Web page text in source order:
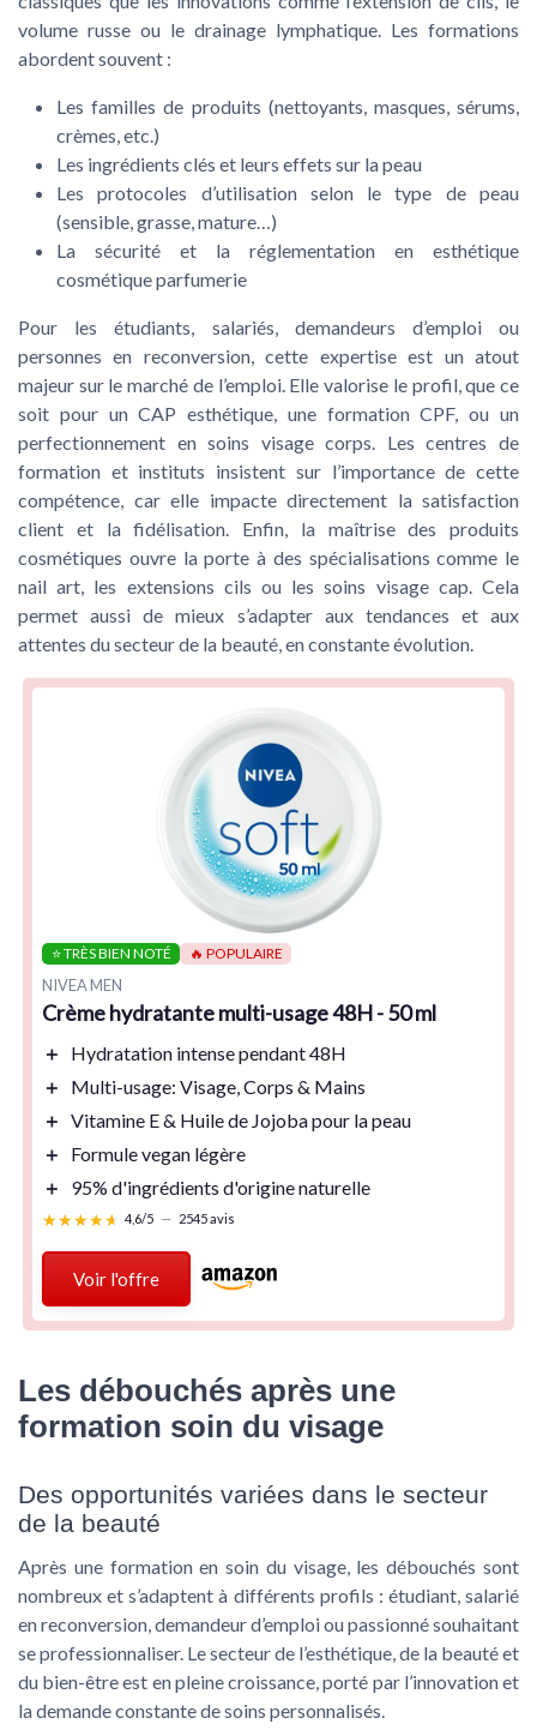
volume russe ou le drainage lymphatique. Les formations
abordent souvent :
Les familles de produits (nettoyants, masques, sérums,
crèmes, etc.)
Les ingrédients clés et leurs effets sur la peau
Les protocoles d’utilisation selon le type de peau
(sensible, grasse, mature…)
La sécurité et la réglementation en esthétique
cosmétique parfumerie
Pour les étudiants, salariés, demandeurs d’emploi ou
personnes en reconversion, cette expertise est un atout
majeur sur le marché de l’emploi. Elle valorise le profil, que ce
soit pour un CAP esthétique, une formation CPF, ou un
perfectionnement en soins visage corps. Les centres de
formation et instituts insistent sur l’importance de cette
compétence, car elle impacte directement la satisfaction
client et la fidélisation. Enfin, la maîtrise des produits
cosmétiques ouvre la porte à des spécialisations comme le
nail art, les extensions cils ou les soins visage cap. Cela
permet aussi de mieux s’adapter aux tendances et aux
attentes du secteur de la beauté, en constante évolution.
⭐ TRÈS BIEN NOTÉ 🔥 POPULAIRE
NIVEA MEN
Crème hydratante multi-usage 48H - 50 ml
＋ Hydratation intense pendant 48H
＋
Multi-usage: Visage, Corps & Mains
＋ Vitamine E& Huile de Jojobapour la peau
＋
Formule vegan légère
＋
95% d'ingrédients d'origine naturelle
★★★★★
★★★★★ 4,6/5 — 2545 avis
Voir l'offre
Les débouchés après une
formation soin du visage
Des opportunités variées dans le secteur
de la beauté
Après une formation en soin du visage, les débouchés sont
nombreux et s’adaptent à différents profils : étudiant, salarié
en reconversion, demandeur d’emploi ou passionné souhaitant
se professionnaliser. Le secteur de l’esthétique, de la beauté et
du bien-être est en pleine croissance, porté par l’innovation et
la demande constante de soins personnalisés.